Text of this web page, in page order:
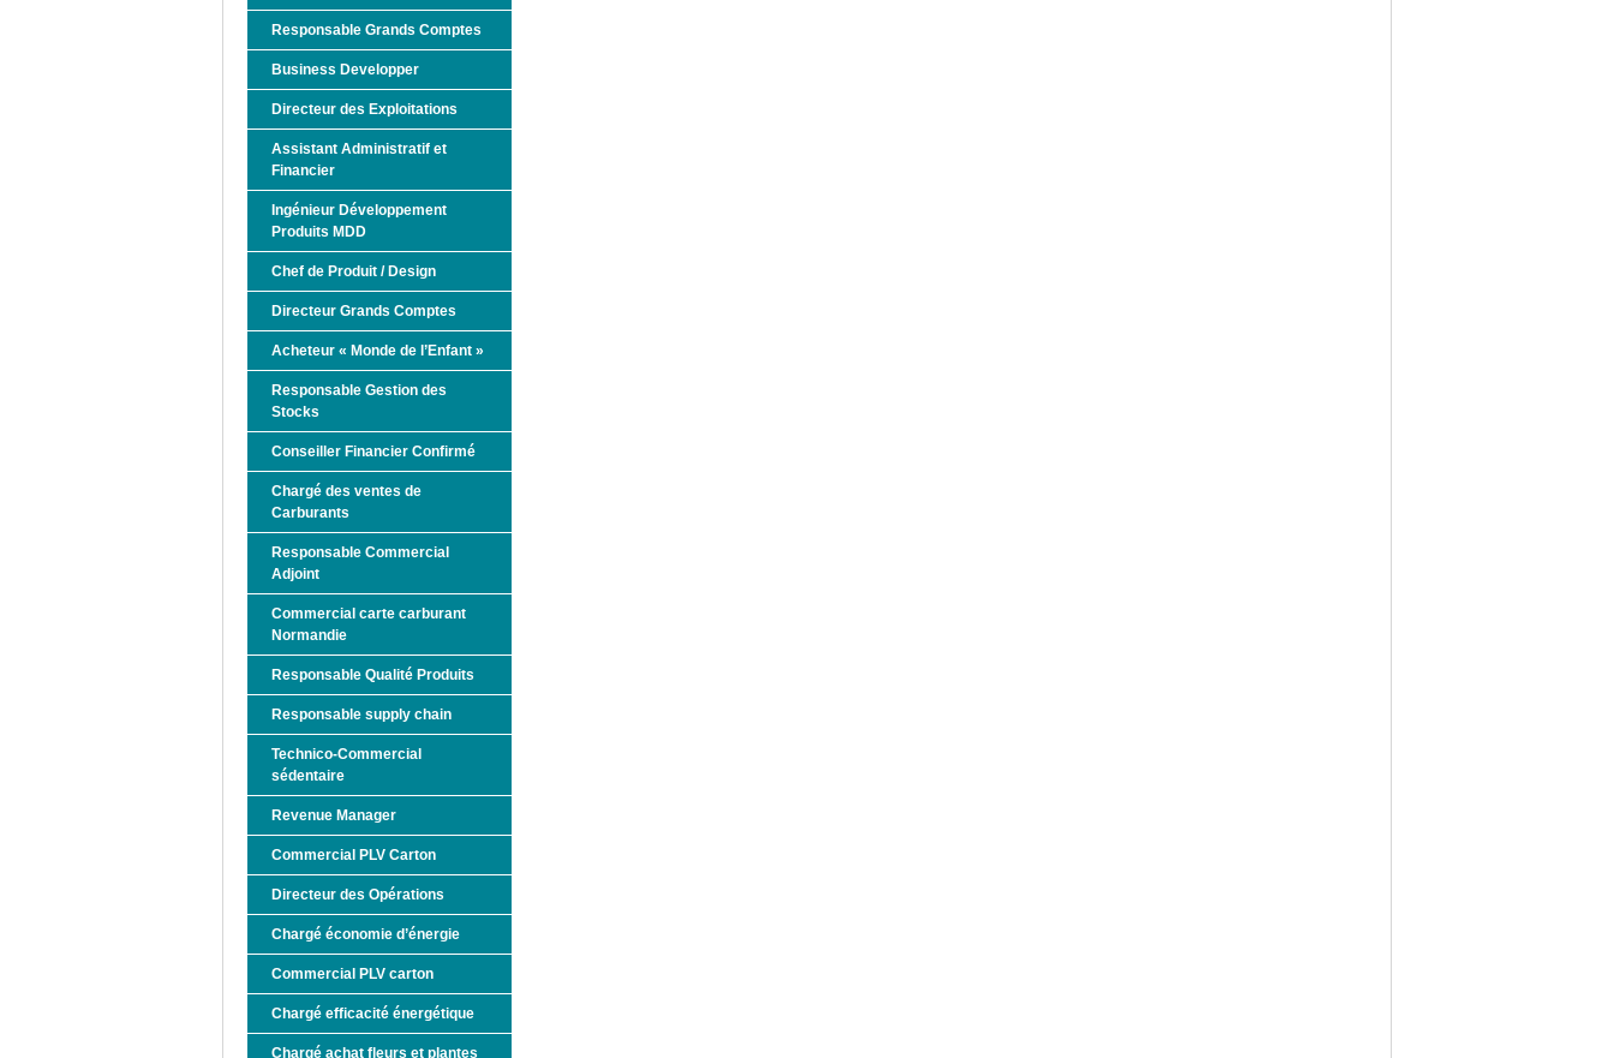
Responsable Grands Comptes
Business Developper
Directeur des Exploitations
Assistant Administratif et
Financier
Ingénieur Développement
Produits MDD
Chef de Produit / Design
Directeur Grands Comptes
Acheteur « Monde de l’Enfant »
Responsable Gestion des
Stocks
Conseiller Financier Confirmé
Chargé des ventes de
Carburants
Responsable Commercial
Adjoint
Commercial carte carburant
Normandie
Responsable Qualité Produits
Responsable supply chain
Technico-Commercial
sédentaire
Revenue Manager
Commercial PLV Carton
Directeur des Opérations
Chargé économie d’énergie
Commercial PLV carton
Chargé efficacité énergétique
Chargé achat fleurs et plantes